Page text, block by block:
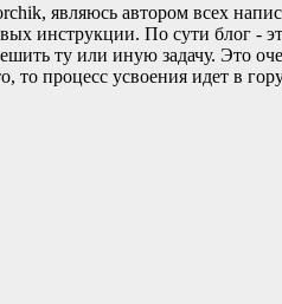
являюсь автором всех
инструкции. По сути блог -
ту или иную задачу. Это
то процесс усвоения идет в